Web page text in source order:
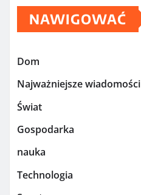
NAWIGOWAĆ
Dom
Najważniejsze wiadomości
Świat
Gospodarka
nauka
Technologia